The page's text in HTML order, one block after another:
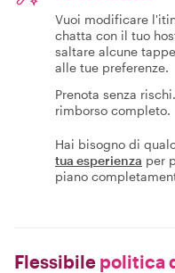
Vuoi modificare
chatta con il tuo
saltare alcune
alle tue preferenze.
Prenota senza
rimborso completo.
Hai bisogno di
tua esperienza per
piano
Flessibile politica